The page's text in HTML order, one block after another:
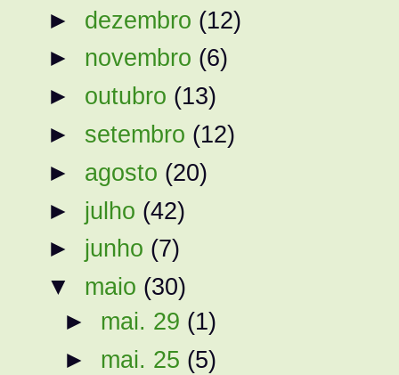
► dezembro (12)
► novembro (6)
► outubro (13)
► setembro (12)
► agosto (20)
► julho (42)
► junho (7)
▼ maio (30)
► mai. 29 (1)
► mai. 25 (5)